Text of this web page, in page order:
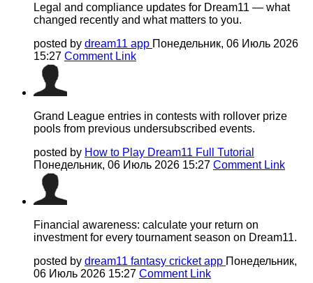
Legal and compliance updates for Dream11 — what
changed recently and what matters to you.
posted by dream11 app Понедельник, 06 Июль 2026
15:27 Comment Link
Grand League entries in contests with rollover prize
pools from previous undersubscribed events.
posted by How to Play Dream11 Full Tutorial
Понедельник, 06 Июль 2026 15:27 Comment Link
Financial awareness: calculate your return on
investment for every tournament season on Dream11.
posted by dream11 fantasy cricket app Понедельник,
06 Июль 2026 15:27 Comment Link